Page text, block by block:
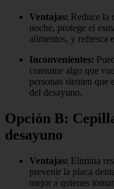
Ventajas: Reduce la
noche, protege el
alimentos, y refresca
Inconvenientes:
consume algo que
personas sienten que
del desayuno.
Opción B:
desayuno
Ventajas: Elimina
prevenir la placa
mejor a quienes